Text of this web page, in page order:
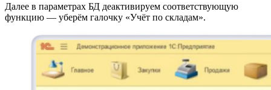
Далее в параметрах БД деактивируем соответствующую
функцию — уберём галочку «Учёт по складам».